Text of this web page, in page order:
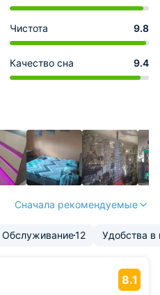
Чистота 9.8
Качество сна 9.4
Сначала рекомендуемые
Обслуживание12 Удобства в
8.1